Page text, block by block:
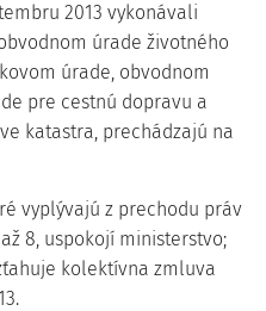
2013 vykonávali
úrade životného
úrade, obvodnom
pre cestnú dopravu a
katastra, prechádzajú na
vyplývajú z prechodu práv
8, uspokojí ministerstvo;
kolektívna zmluva